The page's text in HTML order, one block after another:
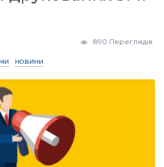
890 Переглядів
НОВИНИ